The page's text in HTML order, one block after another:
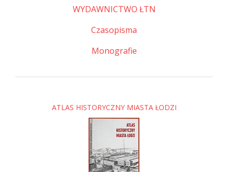
WYDAWNICTWO ŁTN
Czasopisma
Monografie
ATLAS HISTORYCZNY MIASTA ŁODZI